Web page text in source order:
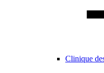
Clinique